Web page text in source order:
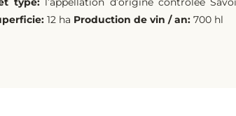
12 ha Production de vin / an: 700 hl